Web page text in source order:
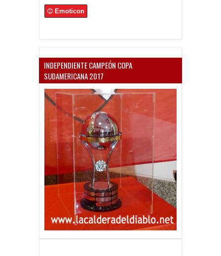
Emoticon
INDEPENDIENTE CAMPEÓN COPA
SUDAMERICANA 2017